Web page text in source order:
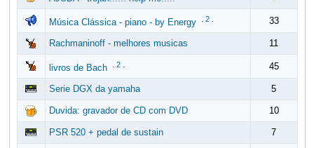
Música Clássica - piano - by Energy 2. 33
Rachmaninoff - melhores musicas 11
livros de Bach 2. 45
Serie DGX da yamaha 5
Duvida: gravador de CD com DVD 10
PSR 520 + pedal de sustain 7